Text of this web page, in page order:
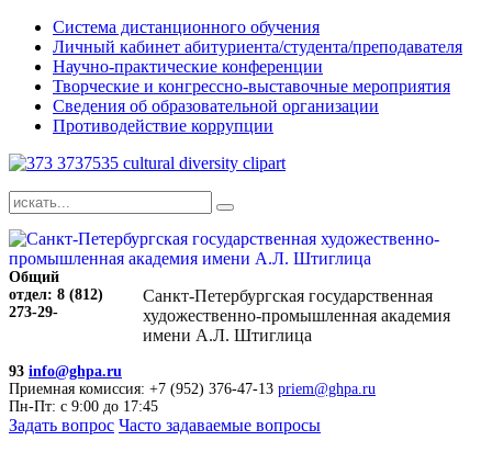
Система дистанционного обучения
Личный кабинет абитуриента/студента/преподавателя
Научно-практические конференции
Творческие и конгрессно-выставочные мероприятия
Сведения об образовательной организации
Противодействие коррупции
Санкт-Петербургская государственная
художественно-промышленная академия
имени А.Л. Штиглица
Общий
отдел: 8 (812)
273-29-
93 info@ghpa.ru
Приемная комиссия: +7 (952) 376-47-13 priem@ghpa.ru
Пн-Пт: с 9:00 до 17:45
Задать вопрос Часто задаваемые вопросы